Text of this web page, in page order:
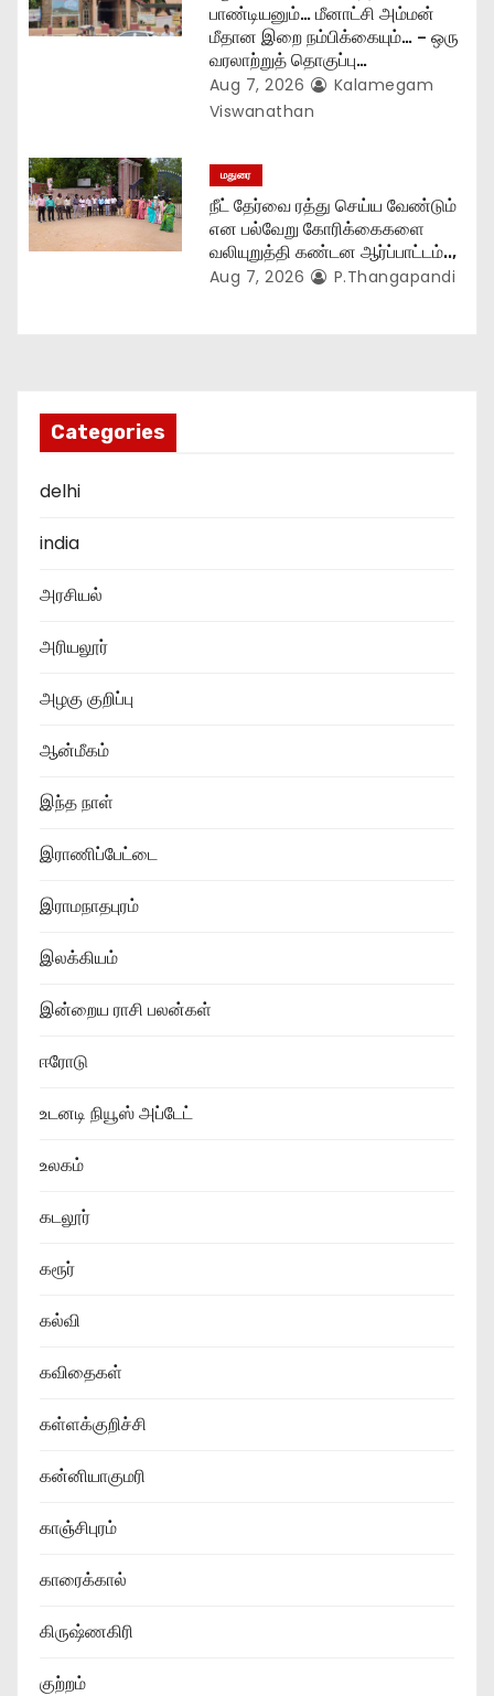
பாண்டியனும்… மீனாட்சி அம்மன்
மீதான இறை நம்பிக்கையும்… – ஒரு
வரலாற்றுத் தொகுப்பு…
Aug 7, 2026
Kalamegam
Viswanathan
மதுரை
நீட் தேர்வை ரத்து செய்ய வேண்டும்
என பல்வேறு கோரிக்கைகளை
வலியுறுத்தி கண்டன ஆர்ப்பாட்டம்..,
Aug 7, 2026 P.Thangapandi
Categories
delhi
india
அரசியல்
அரியலூர்
அழகு குறிப்பு
ஆன்மீகம்
இந்த நாள்
இராணிப்பேட்டை
இராமநாதபுரம்
இலக்கியம்
இன்றைய ராசி பலன்கள்
ஈரோடு
உடனடி நியூஸ் அப்டேட்
உலகம்
கடலூர்
கரூர்
கல்வி
கவிதைகள்
கள்ளக்குறிச்சி
கன்னியாகுமரி
காஞ்சிபுரம்
காரைக்கால்
கிருஷ்ணகிரி
குற்றம்